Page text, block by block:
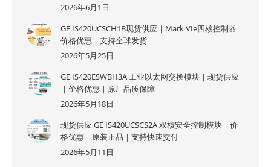
2026年6月1日
GE IS420UCSCH1B现货供应｜Mark VIe四核控制器
价格优惠，支持全球发货
2026年5月25日
GE IS420ESWBH3A 工业以太网交换模块｜现货供应
｜价格优惠｜原厂品质保障
2026年5月18日
现货供应 GE IS420UCSCS2A 双核安全控制模块｜价
格优惠｜原装正品｜支持快速交付
2026年5月11日